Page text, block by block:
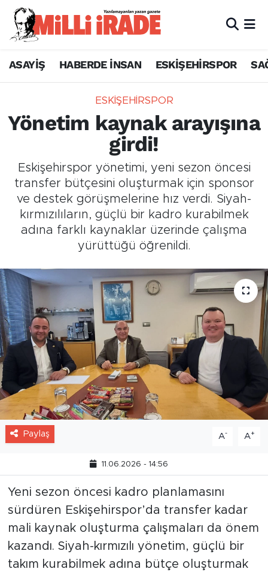
ASAYİŞ HABERDE İNSAN ESKİŞEHİRSPOR
ESKİŞEHİRSPOR
Yönetim kaynak arayışına
girdi!
Eskişehirspor yönetimi, yeni sezon öncesi
transfer bütçesini oluşturmak için sponsor
ve destek görüşmelerine hız verdi. Siyah-
kırmızılıların, güçlü bir kadro kurabilmek
adına farklı kaynaklar üzerinde çalışma
yürüttüğü öğrenildi.
Paylaş A- A+
11.06.2026 - 14:56
Yeni sezon öncesi kadro planlamasını
sürdüren Eskişehirspor’da transfer kadar
mali kaynak oluşturma çalışmaları da önem
kazandı. Siyah-kırmızılı yönetim, güçlü bir
takım kurabilmek adına bütçe oluşturmak